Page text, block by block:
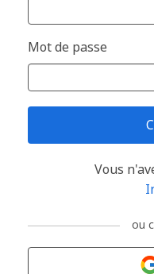
Mot de passe
Vous
ou